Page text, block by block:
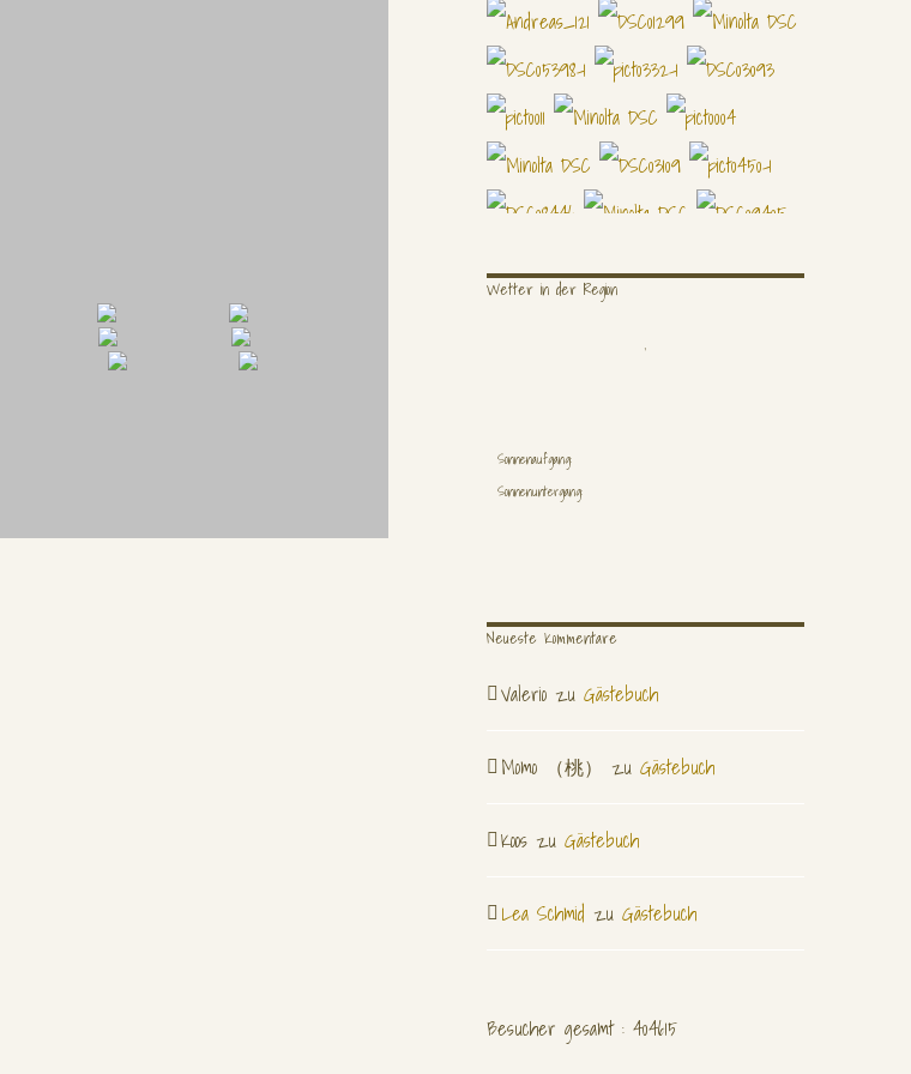
Wetter in der Region
,
Sonnenaufgang:
Sonnenuntergang:
Neueste Kommentare
Valeriozu Gästebuch
Momo （桃） zu Gästebuch
Kooszu Gästebuch
Lea Schmid zu Gästebuch
Besucher gesamt : 404615
Andreas Erber
Portraits & Reisen